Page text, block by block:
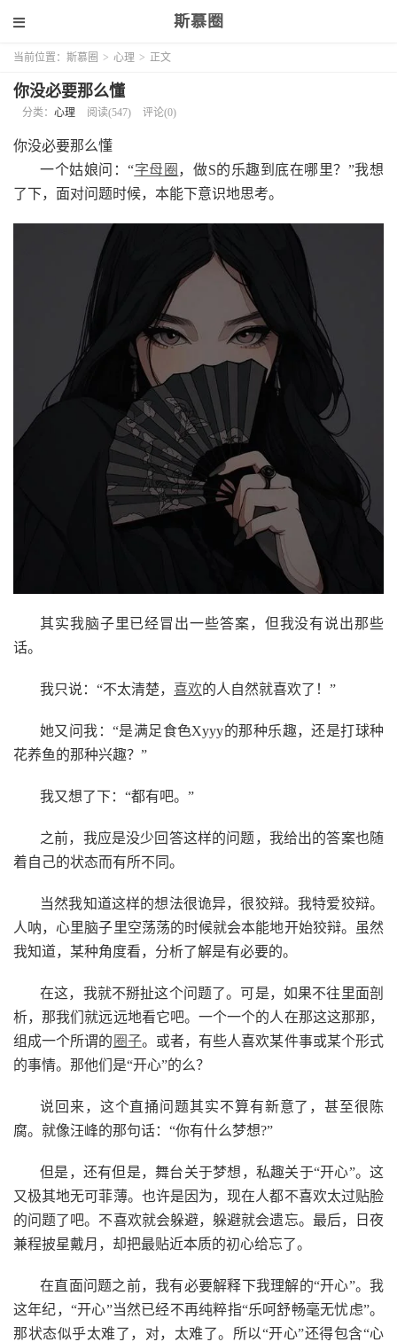
斯慕圈
当前位置： 斯慕圈 > 心理 > 正文
你没必要那么懂
分类： 心理 阅读(547) 评论(0)
你没必要那么懂
一个姑娘问：“字母圈 ，做S的乐趣到底在哪里？”我想
了下，面对问题时候，本能下意识地思考。
其实我脑子里已经冒出一些答案，但我没有说出那些
话。
我只说：“不太清楚， 喜欢的人自然就喜欢了！”
她又问我：“是满足食色Xyyy的那种乐趣，还是打球种
花养鱼的那种兴趣？”
我又想了下：“都有吧。”
之前，我应是没少回答这样的问题，我给出的答案也随
着自己的状态而有所不同。
当然我知道这样的想法很诡异，很狡辩。我特爱狡辩。
人呐，心里脑子里空荡荡的时候就会本能地开始狡辩。虽然
我知道，某种角度看，分析了解是有必要的。
在这，我就不掰扯这个问题了。可是，如果不往里面剖
析，那我们就远远地看它吧。一个一个的人在那这这那那，
组成一个所谓的 圈子。或者，有些人喜欢某件事或某个形式
的事情。那他们是“开心”的么？
说回来，这个直捅问题其实不算有新意了，甚至很陈
腐。就像汪峰的那句话：“你有什么梦想?”
但是，还有但是，舞台关于梦想，私趣关于“开心”。这
又极其地无可菲薄。也许是因为，现在人都不喜欢太过贴脸
的问题了吧。不喜欢就会躲避，躲避就会遗忘。最后，日夜
兼程披星戴月，却把最贴近本质的初心给忘了。
在直面问题之前，我有必要解释下我理解的“开心”。我
这年纪，“开心”当然已经不再纯粹指“乐呵舒畅毫无忧虑”。
那状态似乎太难了，对，太难了。所以“开心”还得包含“心